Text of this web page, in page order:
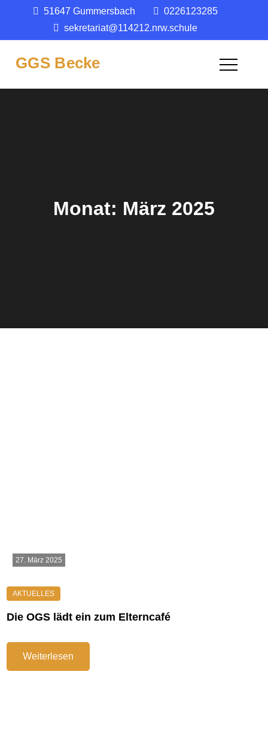
springen
content
51647 Gummersbach
0226123285
sekretariat@114212.nrw.schule
GGS Becke
Monat: März 2025
27. März 2025
Die OGS lädt ein zum Elterncafé
Weiterlesen